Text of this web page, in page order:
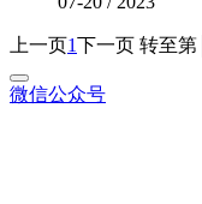
上一页1下一页 转至第
微信公众号